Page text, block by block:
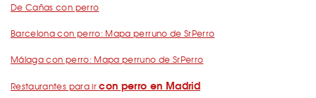
De Cañas con perro
Barcelona con perro: Mapa perruno de SrPerro
Málaga con perro: Mapa perruno de SrPerro
Restaurantes para ircon perro en Madrid